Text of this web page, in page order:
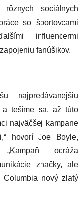
sociálnych
so športovcami
influencermi
fanúšikov.
najpredávanejšiu
a tešíme sa, až túto
najväčšej kampane
hovorí Joe Boyle,
odráža
značky, ale
nový zlatý